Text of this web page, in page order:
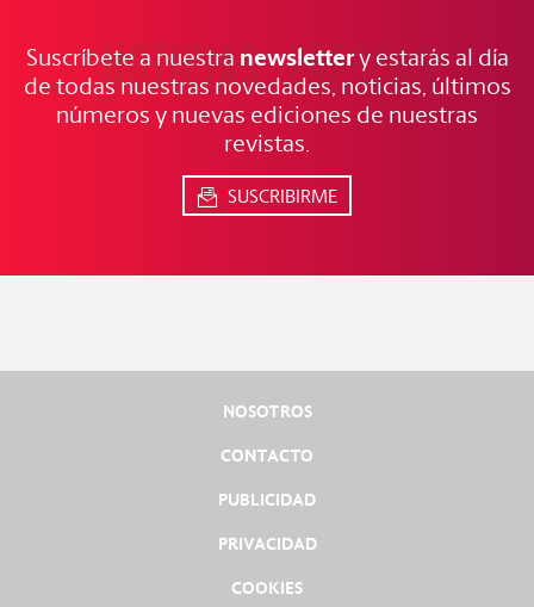
NOTICIAS FRESCAS
Suscríbete a nuestra newslettery estarás al día
de todas nuestras novedades, noticias, últimos
números y nuevas ediciones de nuestras
revistas.
SUSCRIBIRME
NOSOTROS
CONTACTO
PUBLICIDAD
PRIVACIDAD
COOKIES